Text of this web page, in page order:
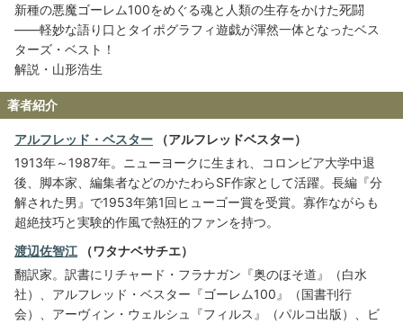
新種の悪魔ゴーレム100をめぐる魂と人類の生存をかけた死闘
――軽妙な語り口とタイポグラフィ遊戯が渾然一体となったベス
ターズ・ベスト！
解説・山形浩生
著者紹介
アルフレッド・ベスター （アルフレッドベスター）
1913年～1987年。ニューヨークに生まれ、コロンビア大学中退
後、脚本家、編集者などのかたわらSF作家として活躍。長編『分
解された男』で1953年第1回ヒューゴー賞を受賞。寡作ながらも
超絶技巧と実験的作風で熱狂的ファンを持つ。
渡辺佐智江 （ワタナベサチエ）
翻訳家。訳書にリチャード・フラナガン『奥のほそ道』（白水
社）、アルフレッド・ベスター『ゴーレム100』（国書刊行
会）、アーヴィン・ウェルシュ『フィルス』（パルコ出版）、ビ